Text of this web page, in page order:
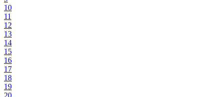
10
11
12
13
14
15
16
17
18
19